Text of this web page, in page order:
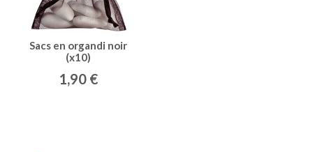
Sacs en organdi noir
(x10)
1,90 €